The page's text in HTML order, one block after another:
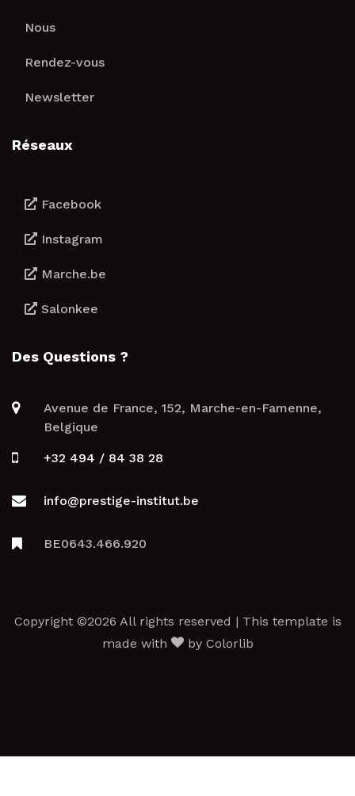
Nous
Rendez-vous
Newsletter
Réseaux
Facebook
Instagram
Marche.be
Salonkee
Des Questions ?
Avenue de France, 152, Marche-en-Famenne,
Belgique
+32 494 / 84 38 28
info@prestige-institut.be
BE0643.466.920
Copyright ©2026 All rights reserved | This template is
made with
by Colorlib